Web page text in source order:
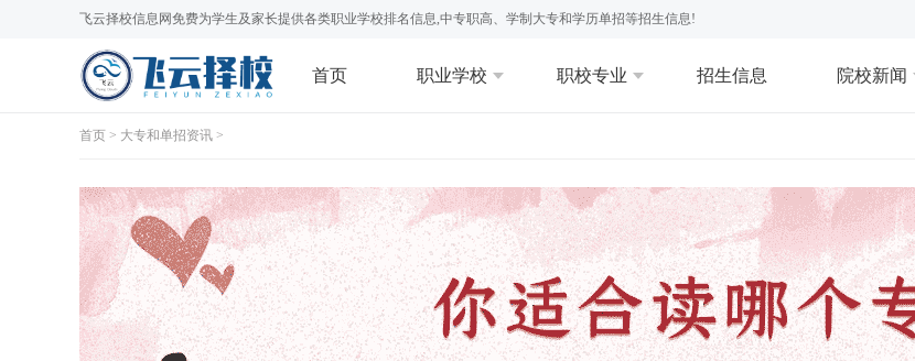
飞云择校信息网免费为学生及家长提供各类职业学校排名信息,中专职高、学制大专和学历单招等招生信息!
首页 职业学校 职校专业 招生信息 院校新闻
首页 > 大专和单招资讯 >